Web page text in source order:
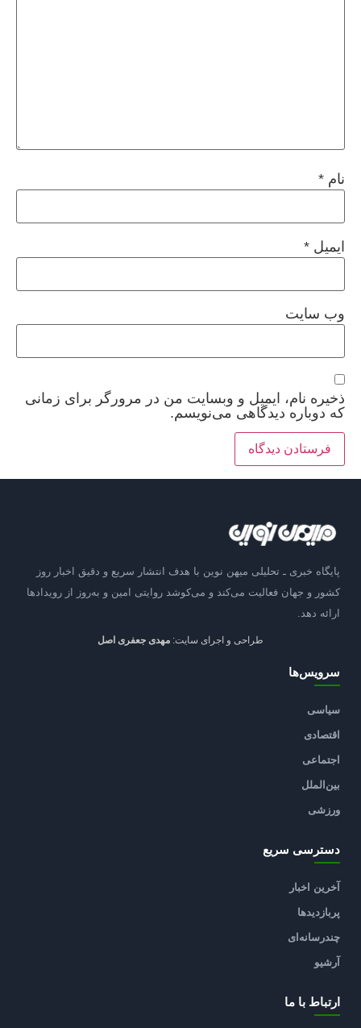
نام *
ایمیل *
وب‌ سایت
ذخیره نام، ایمیل و وبسایت من در مرورگر برای زمانی
که دوباره دیدگاهی می‌نویسم.
پایگاه خبری ـ تحلیلی میهن نوین با هدف انتشار سریع و دقیق اخبار روز
کشور و جهان فعالیت می‌کند و می‌کوشد روایتی امین و به‌روز از رویدادها
ارائه دهد.
طراحی و اجرای سایت: مهدی جعفری اصل
سرویس‌ها
سیاسی
اقتصادی
اجتماعی
بین‌الملل
ورزشی
دسترسی سریع
آخرین اخبار
پربازدیدها
چندرسانه‌ای
آرشیو
ارتباط با ما